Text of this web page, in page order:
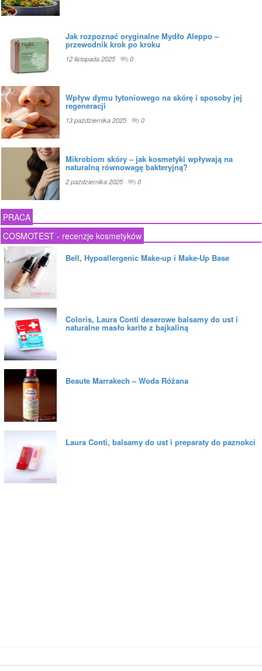
Jak rozpoznać oryginalne Mydło Aleppo –
przewodnik krok po kroku
12 listopada 2025 0
Wpływ dymu tytoniowego na skórę i sposoby jej
regeneracji
13 października 2025 0
Mikrobiom skóry – jak kosmetyki wpływają na
naturalną równowagę bakteryjną?
2 października 2025 0
PRACA
COSMOTEST - recenzje kosmetyków
Bell, Hypoallergenic Make-up i Make-Up Base
Coloris, Laura Conti deserowe balsamy do ust i
naturalne masło karite z bajkaliną
Beaute Marrakech – Woda Różana
Laura Conti, balsamy do ust i preparaty do paznokci